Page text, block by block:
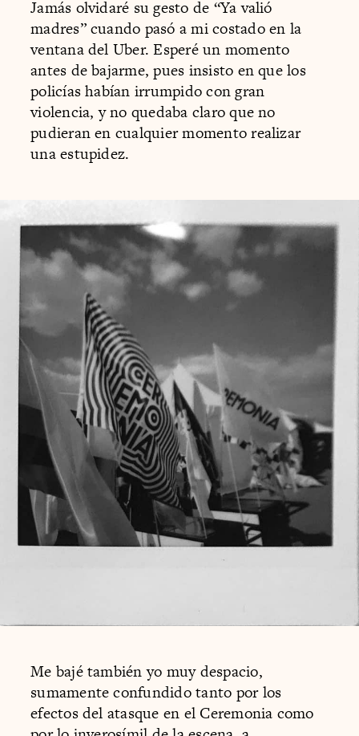
Jamás olvidaré su gesto de “Ya valió
madres” cuando pasó a mi costado en la
ventana del Uber. Esperé un momento
antes de bajarme, pues insisto en que los
policías habían irrumpido con gran
violencia, y no quedaba claro que no
pudieran en cualquier momento realizar
una estupidez.
Me bajé también yo muy despacio,
sumamente confundido tanto por los
efectos del atasque en el Ceremonia como